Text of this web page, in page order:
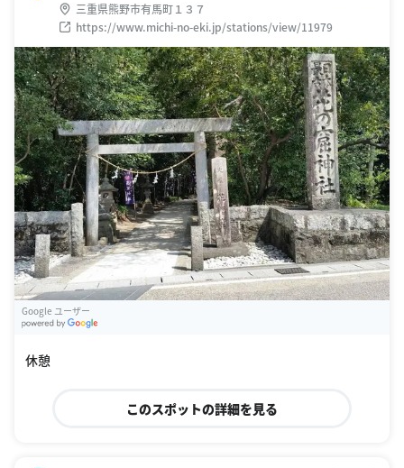
三重県熊野市有馬町１３７
https://www.michi-no-eki.jp/stations/view/11979
Google ユーザー
休憩
このスポットの詳細を見る